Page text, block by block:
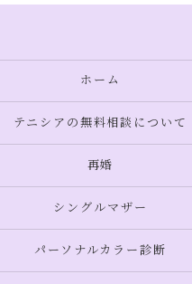
ホーム
テニシアの無料相談について
再婚
シングルマザー
パーソナルカラー診断